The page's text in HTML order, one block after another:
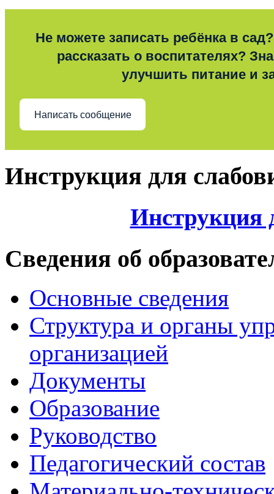
Не можете записать ребёнка в
рассказать о воспитателях?
улучшить питание и
Написать сообщение
Инструкция для
Инструкция
Сведения об
Основные сведения
Структура и органы
организацией
Документы
Образование
Руководство
Педагогический состав